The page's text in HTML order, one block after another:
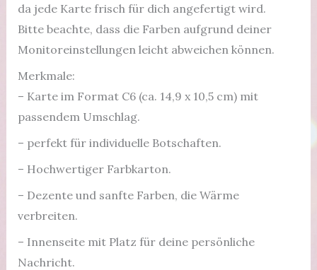
da jede Karte frisch für dich angefertigt wird.
Bitte beachte, dass die Farben aufgrund deiner
Monitoreinstellungen leicht abweichen können.
Merkmale:
– Karte im Format C6 (ca. 14,9 x 10,5 cm) mit
passendem Umschlag.
– perfekt für individuelle Botschaften.
– Hochwertiger Farbkarton.
– Dezente und sanfte Farben, die Wärme
verbreiten.
– Innenseite mit Platz für deine persönliche
Nachricht.